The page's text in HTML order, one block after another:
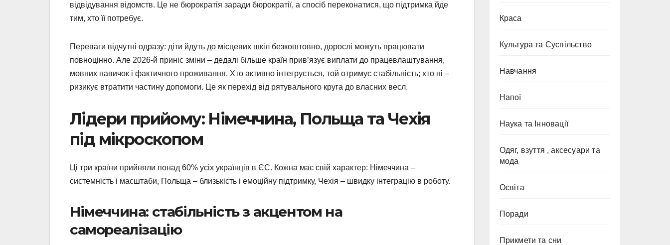
відвідування відомств. Це не бюрократія заради бюрократії, а спосіб переконатися, що підтримка йде
тим, хто її потребує.
Переваги відчутні одразу: діти йдуть до місцевих шкіл безкоштовно, дорослі можуть працювати
повноцінно. Але 2026-й приніс зміни – дедалі більше країн прив’язує виплати до працевлаштування,
мовних навичок і фактичного проживання. Хто активно інтегрується, той отримує стабільність; хто ні –
ризикує втратити частину допомоги. Це як перехід від рятувального круга до власних весл.
Лідери прийому: Німеччина, Польща та Чехія
під мікроскопом
Ці три країни прийняли понад 60% усіх українців в ЄС. Кожна має свій характер: Німеччина –
системність і масштаби, Польща – близькість і емоційну підтримку, Чехія – швидку інтеграцію в роботу.
Німеччина: стабільність з акцентом на
самореалізацію
Краса
Культура та Суспільство
Навчання
Напої
Наука та Інновації
Одяг, взуття , аксесуари та
мода
Освіта
Поради
Прикмети та сни